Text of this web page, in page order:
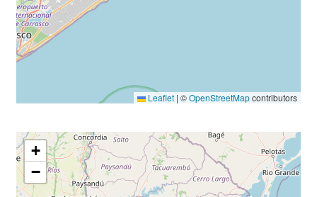
Leaflet | ©OpenStreetMapcontributors
+
−